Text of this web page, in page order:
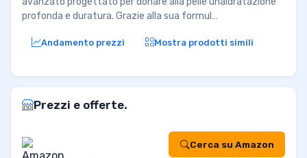
profonda e duratura. Grazie alla sua formul…
Andamento prezzi Mostra prodotti simili
Prezzi e offerte.
Cerca su Amazon